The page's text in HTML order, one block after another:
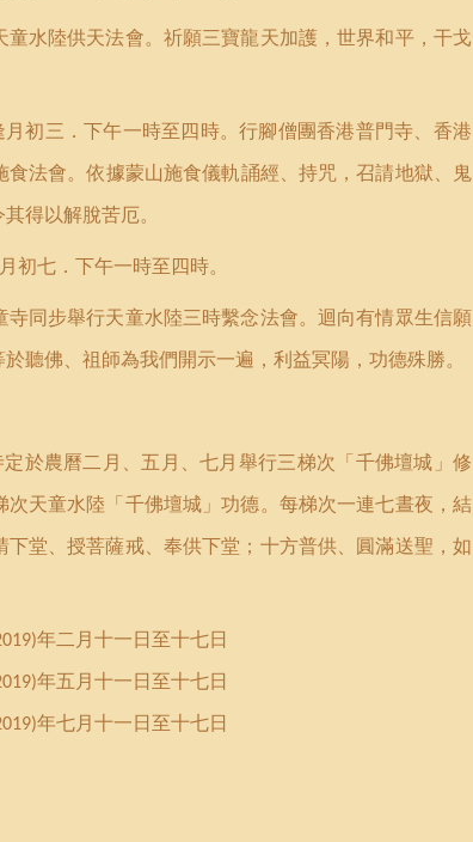
水陸供天法會。祈願三寶龍天加護，世界和平，干戈
初三．下午一時至四時。行腳僧團香港普門寺、香港
食法會。依據蒙山施食儀軌誦經、持咒，召請地獄、鬼
得以解脫苦厄。
初七．下午一時至四時。
同步舉行天童水陸三時繫念法會。迴向有情眾生信願
聽佛、祖師為我們開示一遍，利益冥陽，功德殊勝。
於農曆二月、五月、七月舉行三梯次「千佛壇城」修
天童水陸「千佛壇城」功德。每梯次一連七晝夜，結
堂、授菩薩戒、奉供下堂；十方普供、圓滿送聖，如
年二月十一日至十七日
年五月十一日至十七日
年七月十一日至十七日